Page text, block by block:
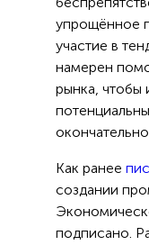
упрощённое
участие в
намерен
рынка, чтобы
Как ранее
создании
подписано.